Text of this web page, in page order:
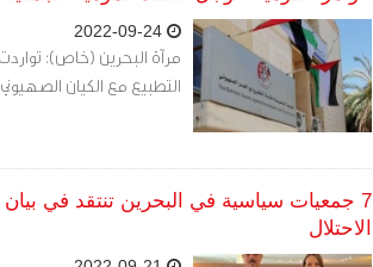
مرآة البحرين (خاص):
التطبيع مع الكيان
7 جمعيات سياسية في البحرين تنتقد في بيان
الاحتلال